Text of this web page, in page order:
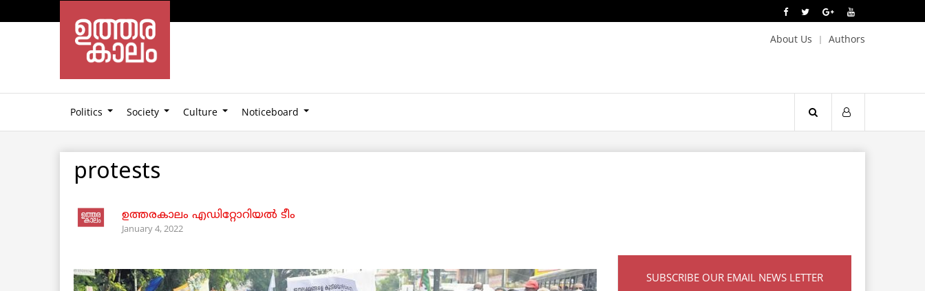
About Us Authors
Politics Society Culture Noticeboard
protests
ഉത്തരകാലം എഡിറ്റോറിയല്‍ ടീം
January 4, 2022
SUBSCRIBE OUR EMAIL NEWS LETTER